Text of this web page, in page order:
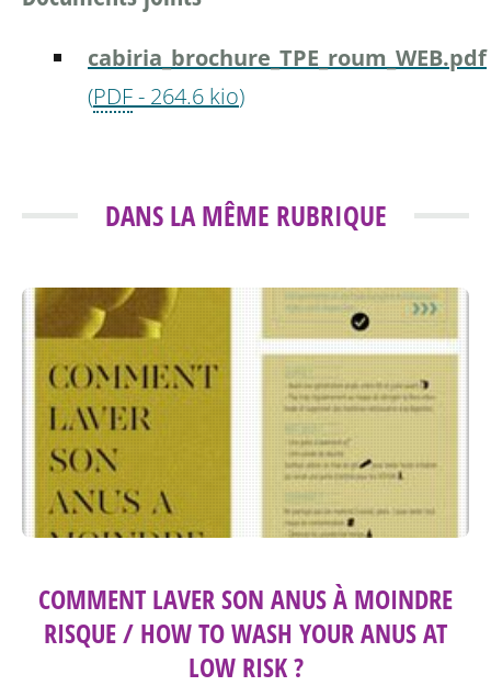
cabiria_brochure_TPE_roum_WEB.pdf
(PDF- 264.6 kio)
DANS LA MÊME RUBRIQUE
COMMENT LAVER SON ANUS À MOINDRE
RISQUE / HOW TO WASH YOUR ANUS AT
LOW RISK ?